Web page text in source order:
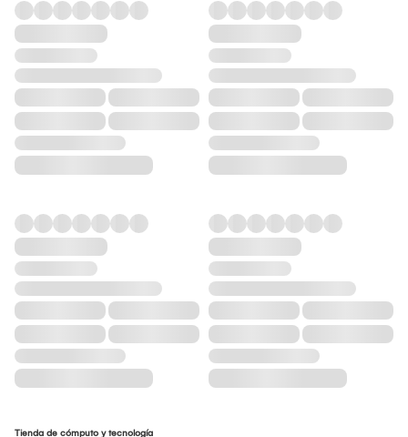
Tienda de cómputo y tecnología